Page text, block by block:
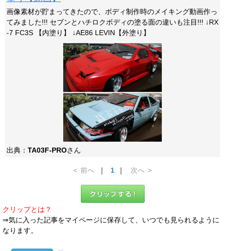
画像素材が貯まってきたので、ボディ制作時のメイキング動画作っ
てみました!!! セブンとハチロクボディの塗る面の違いも注目!!! ↓RX
-7 FC3S 【内塗り】 ↓AE86 LEVIN【外塗り】
出典： TA03F-PROさん
< 前へ ｜ 1 ｜ 次へ >
クリップとは？
⇒気に入った記事をマイページに保存して、いつでも見られるように
なります。